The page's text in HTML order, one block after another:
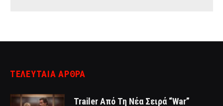
ΤΕΛΕΥΤΑΙΑ ΑΡΘΡΑ
Trailer Από Τη Νέα Σειρά “War”